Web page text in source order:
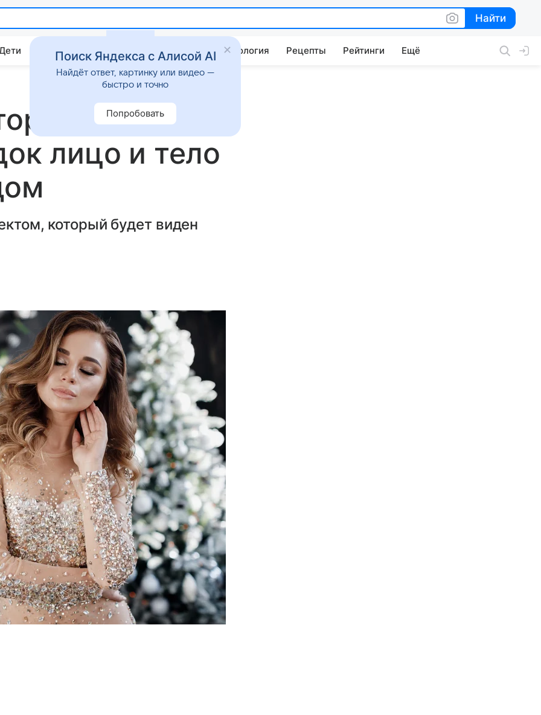
Найти
Найти
Дом Гороскопы Стиль жизни Психология Рецепты Рейтинги Ещё
быстро
лицо и тело
который будет виден
Поиск Яндекса с Алисой AI
Найдёт ответ, картинку или видео —
быстро и точно
Попробовать